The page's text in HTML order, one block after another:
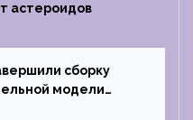
астероидов
сборку
модели